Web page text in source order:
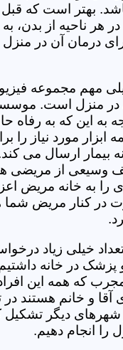
بهتر است که قبل
هر ناحیه از بدن،
درمان آن در
مهم مجموعه
در منزل است. موسسه
به این که به رفاه
ابزار مورد نیاز را
بیمار ارسال می
وسیعی از مریضی ها
ای را به خانه مریض
در کنار مریض شما
خیلی زیاد
پزشک در خانه
که همه این افراد
آقا و خانم هستند در
دیگر تشکیل
را انجام دهیم.